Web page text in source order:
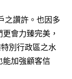
之讚許。也因多
會力臻完美，
別行政區之水
能加強顧客信